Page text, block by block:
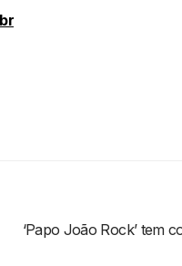
‘Papo João Rock’ tem